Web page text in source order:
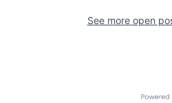
See more open